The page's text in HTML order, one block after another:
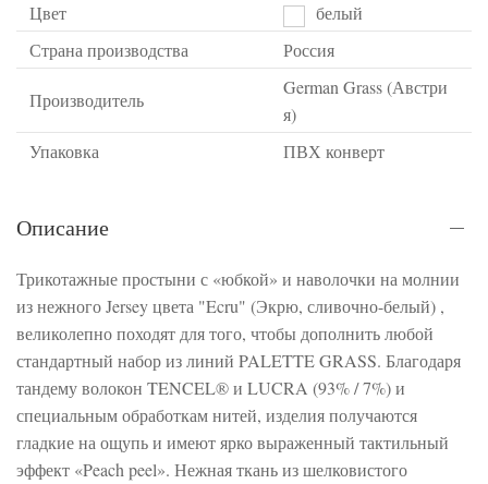
Цвет
белый
Страна производства
Россия
Производитель
German Grass (Австри
я)
Упаковка
ПВХ конверт
Описание
Трикотажные простыни с «юбкой» и наволочки на молнии
из нежного Jersey цвета "Ecru" (Экрю, сливочно-белый) ,
великолепно походят для того, чтобы дополнить любой
стандартный набор из линий PALETTE GRASS. Благодаря
тандему волокон TENCEL® и LUCRA (93% / 7%) и
специальным обработкам нитей, изделия получаются
гладкие на ощупь и имеют ярко выраженный тактильный
эффект «Peach peel». Нежная ткань из шелковистого